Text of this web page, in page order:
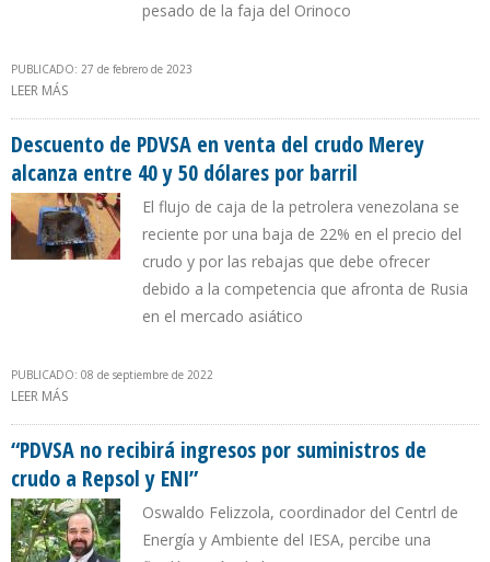
pesado de la faja del Orinoco
PUBLICADO: 27 de febrero de 2023
LEER MÁS
Descuento de PDVSA en venta del crudo Merey
alcanza entre 40 y 50 dólares por barril
El flujo de caja de la petrolera venezolana se
reciente por una baja de 22% en el precio del
crudo y por las rebajas que debe ofrecer
debido a la competencia que afronta de Rusia
en el mercado asiático
PUBLICADO: 08 de septiembre de 2022
LEER MÁS
“PDVSA no recibirá ingresos por suministros de
crudo a Repsol y ENI”
Oswaldo Felizzola, coordinador del Centrl de
Energía y Ambiente del IESA, percibe una